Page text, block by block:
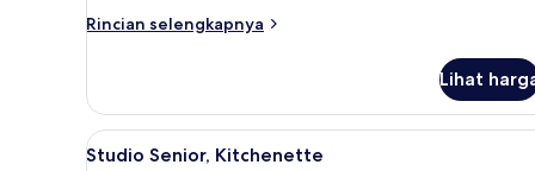
Rincian selengkapnya
Rincian
Studio
Mini,
Kitchenette
Lihat
Lihat
Meja kerja, ruang kerja
3
Studio Senior, Kitchenette